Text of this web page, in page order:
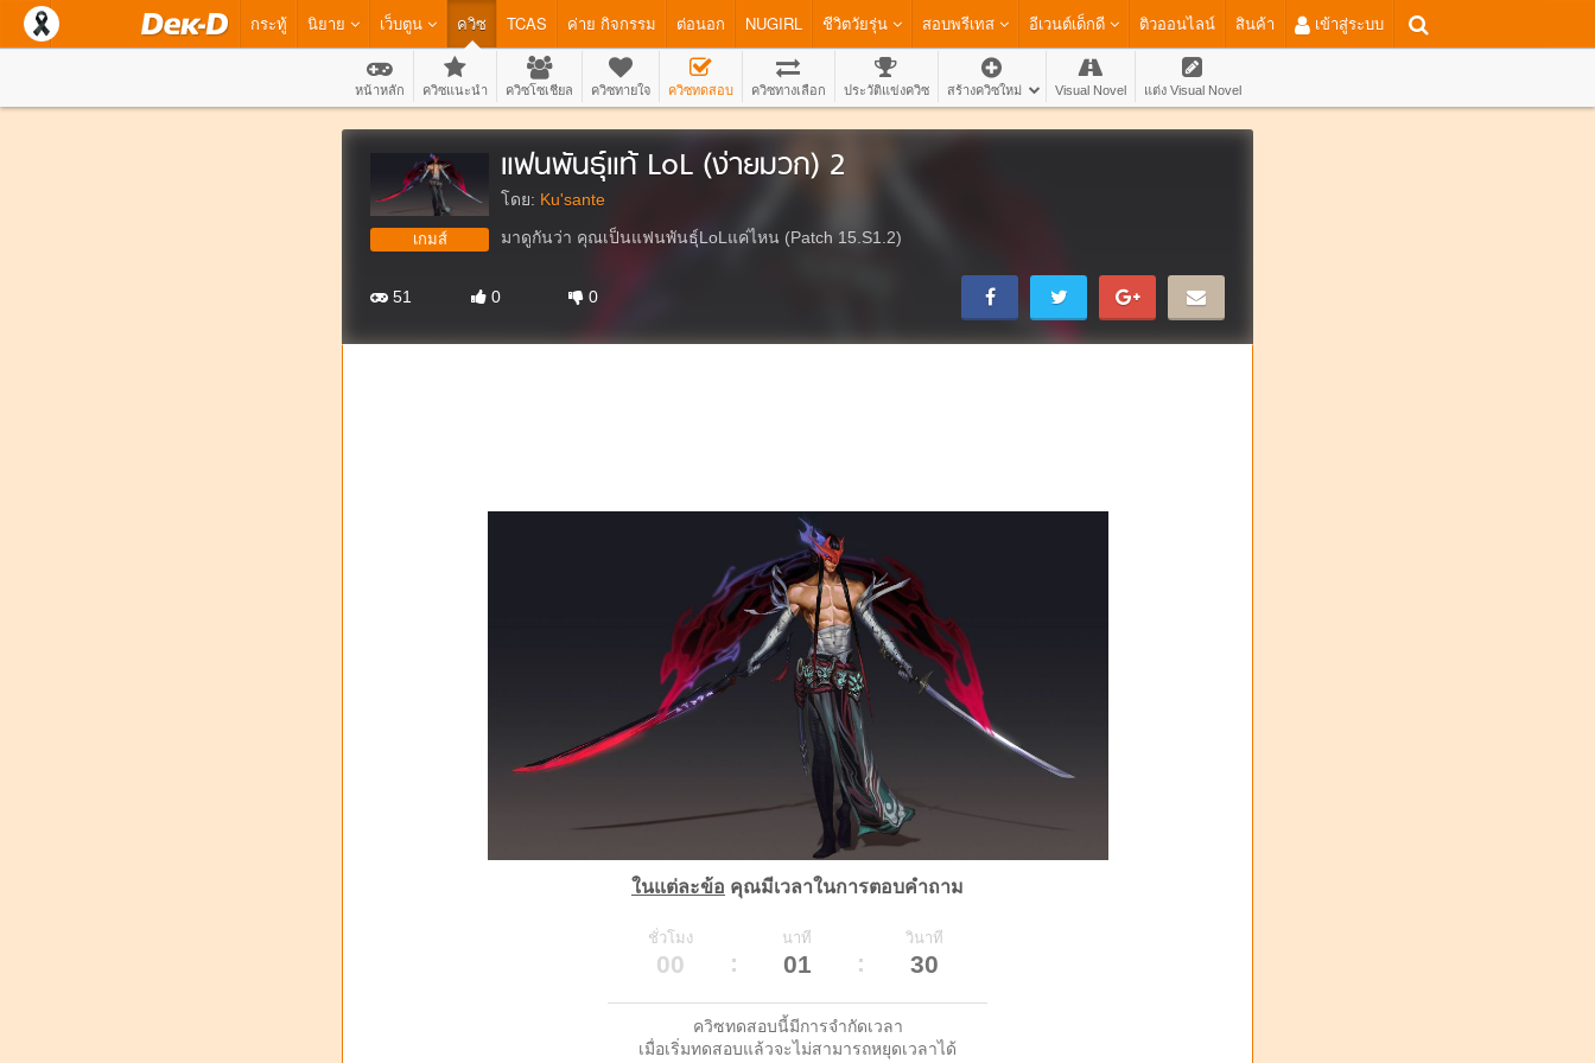
กระทู้ นิยาย เว็บตูน ควิซ TCAS ค่าย กิจกรรม ต่อนอก NUGIRL ชีวิตวัยรุ่น สอบพรีเทส อีเวนต์เด็กดี ติวออนไลน์ สินค้า เข้าสู่ระบบ
หน้าหลัก ควิซแนะนำ ควิซโซเชียล ควิซทายใจ ควิซทดสอบ ควิซทางเลือก ประวัติแข่งควิซ สร้างควิซใหม่ Visual Novel แต่ง Visual Novel
เกมส์
แฟนพันธุ์แท้ LoL (ง่ายมวก) 2
โดย: Ku'sante
มาดูกันว่า คุณเป็นแฟนพันธุ์LoLแค่ไหน (Patch 15.S1.2)
51 0 0
ในแต่ละข้อ คุณมีเวลาในการตอบคำถาม
ชั่วโมง นาที วินาที
00 01 30
ควิซทดสอบนี้มีการจำกัดเวลา
เมื่อเริ่มทดสอบแล้วจะไม่สามารถหยุดเวลาได้